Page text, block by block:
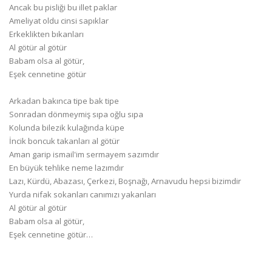
Ancak bu pisliği bu illet paklar
Ameliyat oldu cinsi sapıklar
Erkeklikten bıkanları
Al götür al götür
Babam olsa al götür,
Eşek cennetine götür
Arkadan bakınca tipe bak tipe
Sonradan dönmeymiş sıpa oğlu sıpa
Kolunda bilezik kulağında küpe
İncik boncuk takanları al götür
Aman garip ismail'im sermayem sazımdır
En büyük tehlike neme lazımdır
Lazı, Kürdü, Abazası, Çerkezi, Boşnağı, Arnavudu hepsi bizimdir
Yurda nifak sokanları canımızı yakanları
Al götür al götür
Babam olsa al götür,
Eşek cennetine götür…